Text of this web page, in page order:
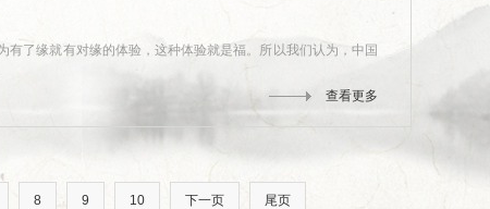
有了缘就有对缘的体验，这种体验就是福。所以我们认为，中国
查看更多
8 9 10 下一页 尾页